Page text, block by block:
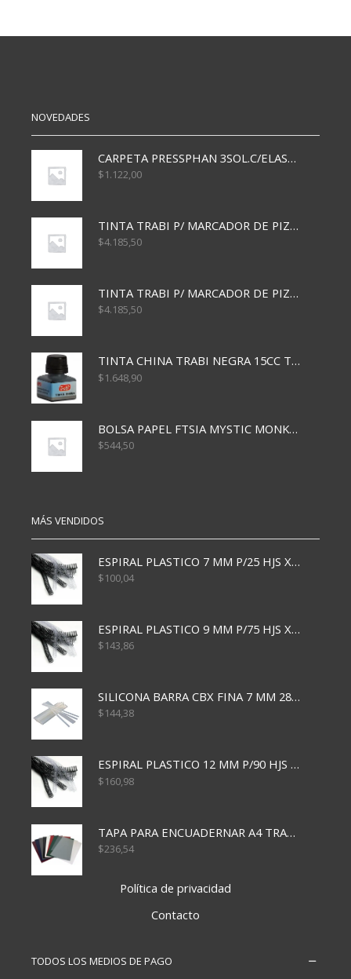
cantidad
MARRON
NOVEDADES
CARPETA PRESSPHAN 3SOL.C/ELAST MARRON A4 P01A
$1.122,00
TINTA TRABI P/ MARCADOR DE PIZARRA x30ml AZUL
$4.185,50
TINTA TRABI P/ MARCADOR DE PIZARRA x30ml ROJO
$4.185,50
TINTA CHINA TRABI NEGRA 15CC TR3460
$1.648,90
BOLSA PAPEL FTSIA MYSTIC MONKEY 14/08/20
$544,50
MÁS VENDIDOS
ESPIRAL PLASTICO 7 MM P/25 HJS X50x3000
$100,04
ESPIRAL PLASTICO 9 MM P/75 HJS X50X2400
$143,86
SILICONA BARRA CBX FINA 7 MM 28 CM
$144,38
ESPIRAL PLASTICO 12 MM P/90 HJS X50X1500
$160,98
TAPA PARA ENCUADERNAR A4 TRANSP x50x500
$236,54
Política de privacidad
Contacto
TODOS LOS MEDIOS DE PAGO